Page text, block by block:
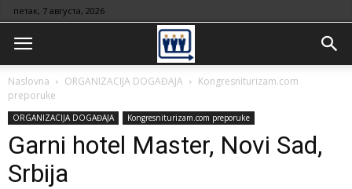
петак, 7 августа, 2026
Naslovna ORGANIZACIJA DOGAĐAJA
Kongresniturizam.com
preporuke
ORGANIZACIJA DOGAĐAJA Kongresniturizam.com preporuke
Garni hotel Master, Novi Sad,
Srbija